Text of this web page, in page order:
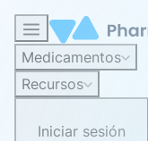
Medicamentos
Recursos
Iniciar sesión